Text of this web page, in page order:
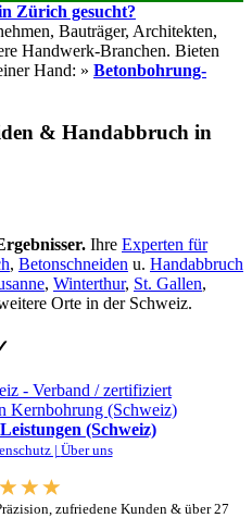
Zürich gesucht?
Bauträger, Architekten,
Handwerk-Branchen. Bieten
Hand: » Betonbohrung-
& Handabbruch in
Ihre Experten für
, Betonschneiden u. Handabbruch
, Winterthur, St. Gallen,
Orte in der Schweiz.
Leistungen (Schweiz)
| Über uns
zufriedene Kunden & über 27